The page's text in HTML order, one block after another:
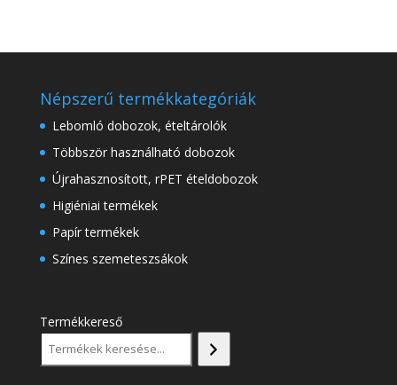
Népszerű termékkategóriák
Lebomló dobozok, ételtárolók
Többször használható dobozok
Újrahasznosított, rPET ételdobozok
Higiéniai termékek
Papír termékek
Színes szemeteszsákok
Termékkereső